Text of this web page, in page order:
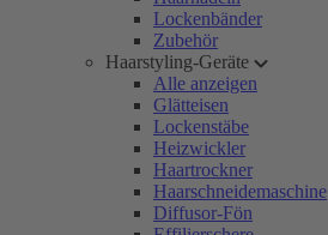
Lockenbänder
Zubehör
Haarstyling-Geräte
Alle anzeigen
Glätteisen
Lockenstäbe
Heizwickler
Haartrockner
Haarschneidemaschine
Diffusor-Fön